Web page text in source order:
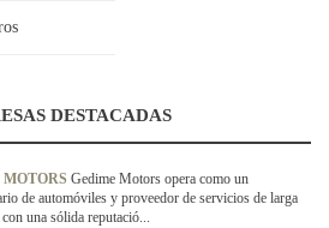
DESTACADAS
Gedime Motors opera como un
de automóviles y proveedor de servicios de larga
una sólida reputació...